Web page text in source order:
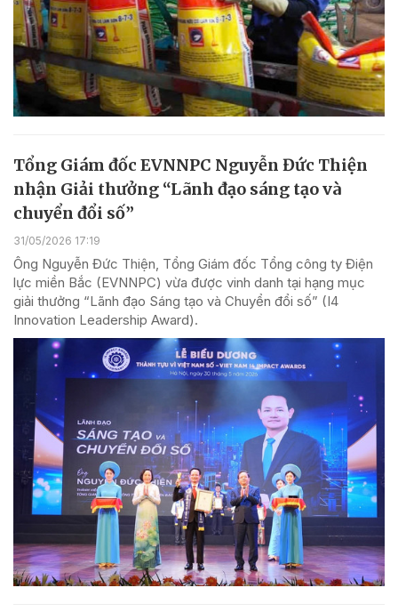
Tổng Giám đốc EVNNPC Nguyễn Đức Thiện
nhận Giải thưởng “Lãnh đạo sáng tạo và
chuyển đổi số”
31/05/2026 17:19
Ông Nguyễn Đức Thiện, Tổng Giám đốc Tổng công ty Điện
lực miền Bắc (EVNNPC) vừa được vinh danh tại hạng mục
giải thưởng “Lãnh đạo Sáng tạo và Chuyển đổi số” (I4
Innovation Leadership Award).